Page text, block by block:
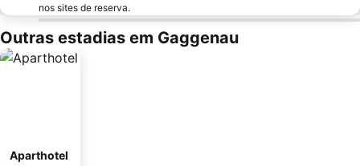
nos sites de reserva.
Outras estadias em Gaggenau
Aparthotel